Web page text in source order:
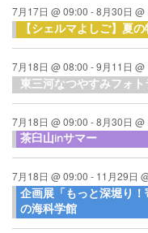
7月17日 @ 09:00 -8月30日 @
【シェルマよしご】夏
7月18日 @ 08:00 -9月11日 @
東三河なつやすみフォト
7月18日 @ 09:00 -8月30日 @
茶臼山inサマー
7月18日 @ 09:00 - 11月29日
企画展「もっと深堀り
の海科学館